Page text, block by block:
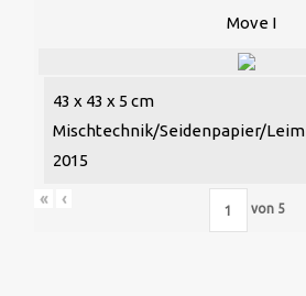
Move I
43 x 43 x 5 cm
Mischtechnik/Seidenpapier/Leim
2015
« ‹
von 5